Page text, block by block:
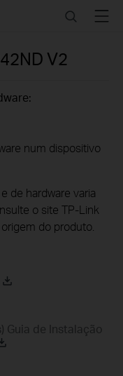
SearchMenu
V2
num dispositivo
de hardware varia
o site TP-Link
do produto.
Guia de Instalação